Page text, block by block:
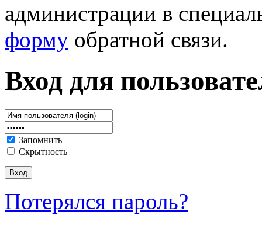
администрации в
форму обратной связи.
Вход для
Запомнить
Скрытность
Потерялся пароль?